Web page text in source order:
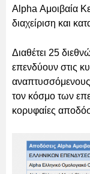
Alpha Αμοιβαία
διαχείριση και
Διαθέτει 25
επενδύουν στις
τον κόσμο των
κορυφαίες